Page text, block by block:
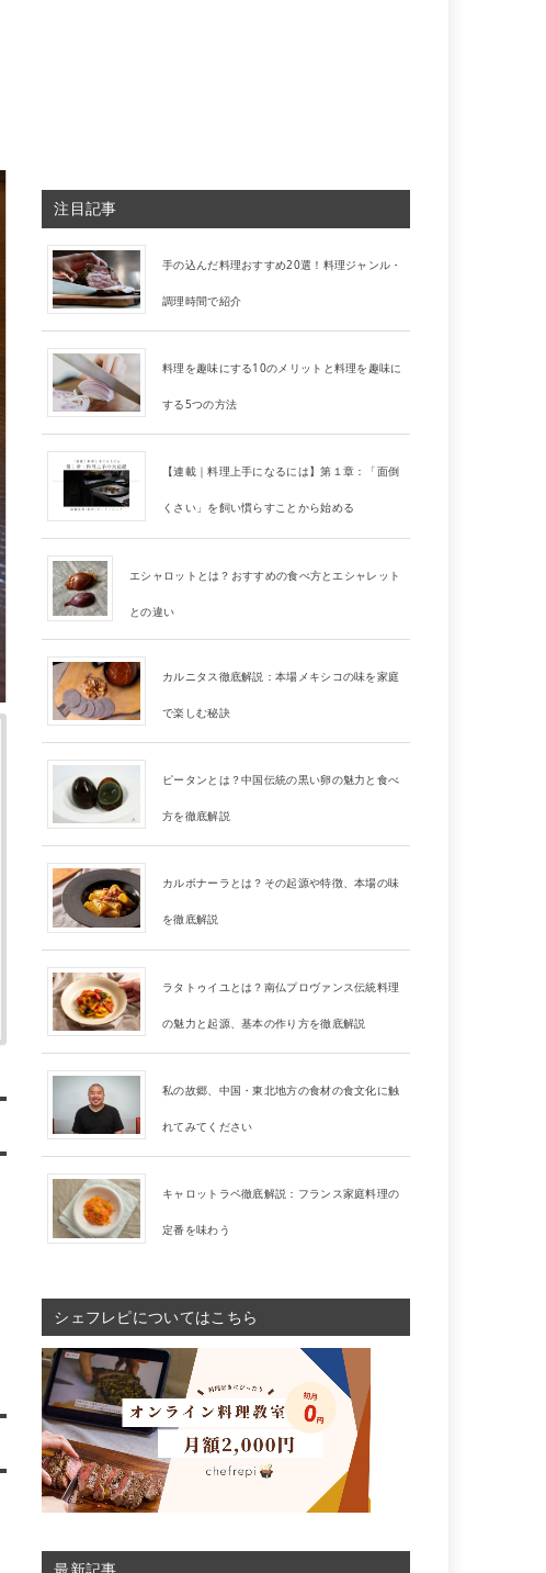
注目記事
手の込んだ料理おすすめ20選！料理ジャンル・
調理時間で紹介
料理を趣味にする10のメリットと料理を趣味に
する5つの方法
【連載｜料理上手になるには】第１章：「面倒
くさい」を飼い慣らすことから始める
エシャロットとは？おすすめの食べ方とエシャレット
との違い
カルニタス徹底解説：本場メキシコの味を家庭
で楽しむ秘訣
ピータンとは？中国伝統の黒い卵の魅力と食べ
方を徹底解説
カルボナーラとは？その起源や特徴、本場の味
を徹底解説
ラタトゥイユとは？南仏プロヴァンス伝統料理
の魅力と起源、基本の作り方を徹底解説
私の故郷、中国・東北地方の食材の食文化に触
れてみてください
キャロットラペ徹底解説：フランス家庭料理の
定番を味わう
シェフレピについてはこちら
最新記事